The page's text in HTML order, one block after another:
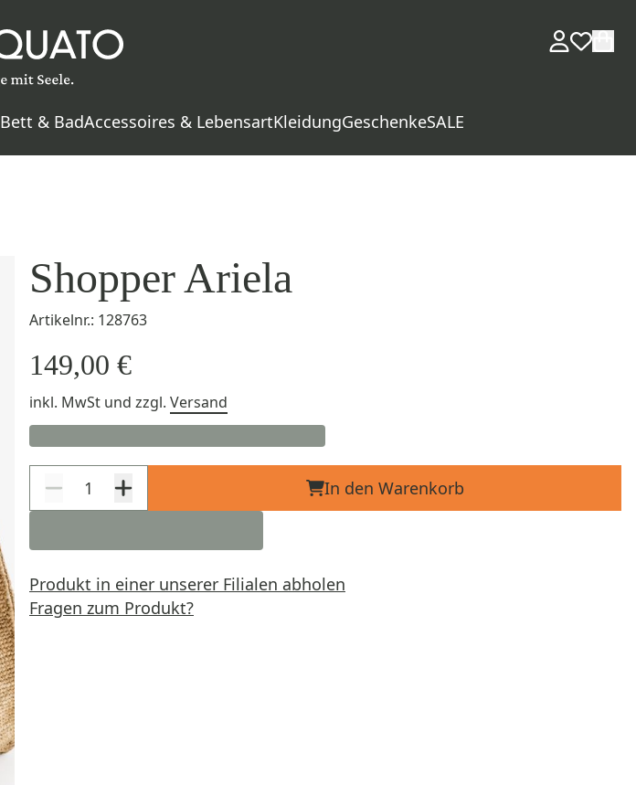
Bett & BadAccessoires & LebensartKleidungGeschenkeSALE
Shopper Ariela
Artikelnr.: 128763
149,00 €
inkl. MwSt und zzgl. Versand
In den Warenkorb
Produkt in einer unserer Filialen abholen
Fragen zum Produkt?